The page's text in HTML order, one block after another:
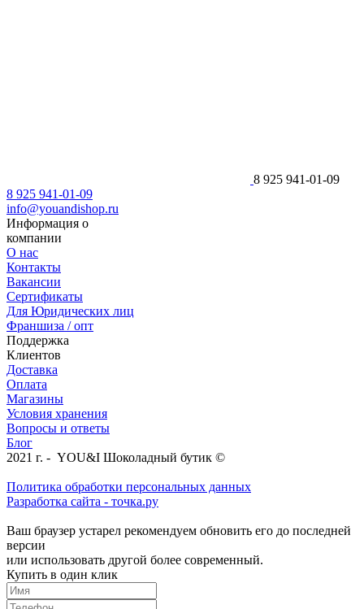
8 925 941-01-09
8 925 941-01-09
info@youandishop.ru
Информация о
компании
О нас
Контакты
Вакансии
Сертификаты
Для Юридических лиц
Франшиза / опт
Поддержка
Клиентов
Доставка
Оплата
Магазины
Условия хранения
Вопросы и ответы
Блог
2021 г. - YOU&I Шоколадный бутик ©
Политика обработки персональных данных
Разработка сайта - точка.ру
Ваш браузер устарел рекомендуем обновить его до последней
версии
или использовать другой более современный.
Купить в один клик